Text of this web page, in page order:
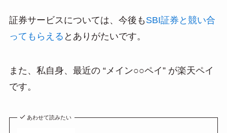
証券サービスについては、今後も SBI証券と競い合
ってもらえる とありがたいです。
また、私自身、最近の “メイン○○ペイ” が楽天ペイ
です。
あわせて読みたい